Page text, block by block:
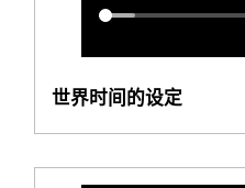
世界时间的设定